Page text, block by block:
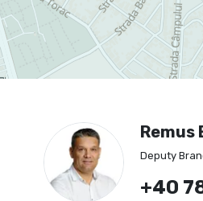
Remus
Deputy
+40